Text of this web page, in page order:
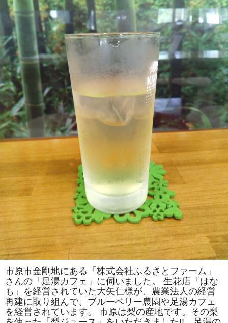
『VONDS
ICHIHARA
FC』
対
『南
葛
SC』
の
試
合
が
開
催
さ
れ
ま
し
た。
は
市原市金剛地にある「株式会社ふるさとファーム」
さんの「足湯カフェ」に伺いました。 生花店「はな
も」を経営されていた大矢仁様が、農業法人の経営
再建に取り組んで、ブルーベリー農園や足湯カフェ
を経営されています。 市原は梨の産地です。その梨